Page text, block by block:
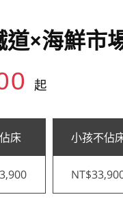
×海鮮市
起
床 小孩不佔